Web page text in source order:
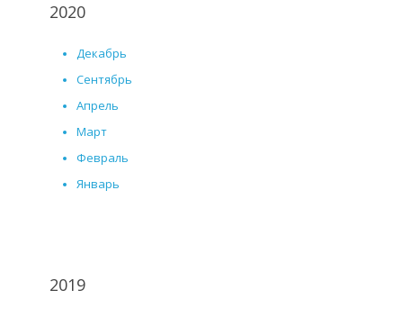
2020
Декабрь
Сентябрь
Апрель
Март
Февраль
Январь
2019